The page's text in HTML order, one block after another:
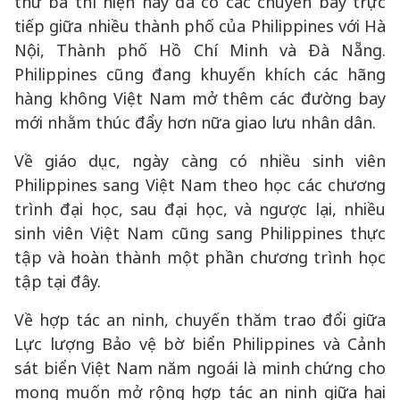
tiếp giữa nhiều thành phố của Philippines với Hà
Nội, Thành phố Hồ Chí Minh và Đà Nẵng.
Philippines cũng đang khuyến khích các hãng
hàng không Việt Nam mở thêm các đường bay
mới nhằm thúc đẩy hơn nữa giao lưu nhân dân.
Về giáo dục, ngày càng có nhiều sinh viên
Philippines sang Việt Nam theo học các chương
trình đại học, sau đại học, và ngược lại, nhiều
sinh viên Việt Nam cũng sang Philippines thực
tập và hoàn thành một phần chương trình học
tập tại đây.
Về hợp tác an ninh, chuyến thăm trao đổi giữa
Lực lượng Bảo vệ bờ biển Philippines và Cảnh
sát biển Việt Nam năm ngoái là minh chứng cho
mong muốn mở rộng hợp tác an ninh giữa hai